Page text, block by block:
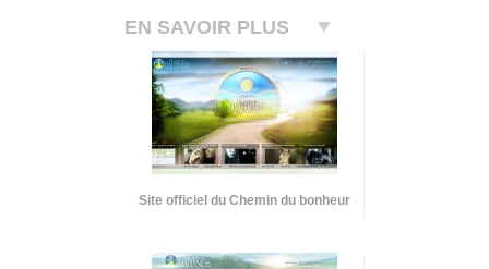
EN SAVOIR PLUS
Site officiel du Chemin du bonheur